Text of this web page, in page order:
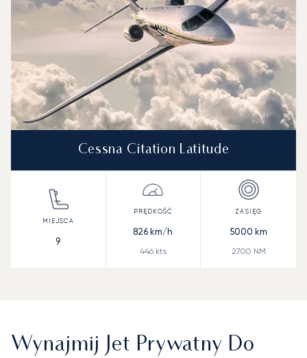
Cessna Citation Latitude
9
826 km/h
446kts
5000 km
2700 NM
Wynajmij Jet Prywatny Do